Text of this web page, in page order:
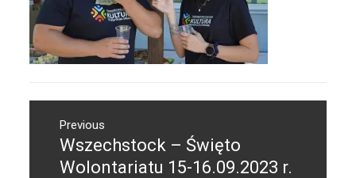
wpisuPrevious
Previous
post:
Wszechstock – Święto
Wolontariatu 15-16.09.2023 r.